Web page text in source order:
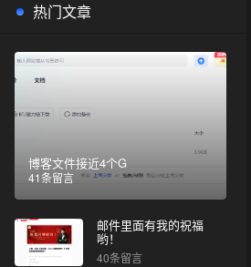
热门文章
博客文件接近4个G
41条留言
邮件里面有我的祝福
哟！
40条留言